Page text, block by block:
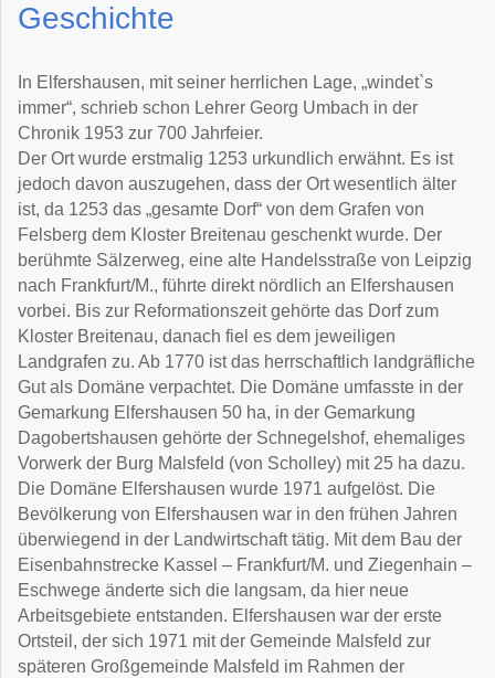
Geschichte
In Elfershausen, mit seiner herrlichen Lage, „windet`s
immer“, schrieb schon Lehrer Georg Umbach in der
Chronik 1953 zur 700 Jahrfeier.
Der Ort wurde erstmalig 1253 urkundlich erwähnt. Es ist
jedoch davon auszugehen, dass der Ort wesentlich älter
ist, da 1253 das „gesamte Dorf“ von dem Grafen von
Felsberg dem Kloster Breitenau geschenkt wurde. Der
berühmte Sälzerweg, eine alte Handelsstraße von Leipzig
nach Frankfurt/M., führte direkt nördlich an Elfershausen
vorbei. Bis zur Reformationszeit gehörte das Dorf zum
Kloster Breitenau, danach fiel es dem jeweiligen
Landgrafen zu. Ab 1770 ist das herrschaftlich landgräfliche
Gut als Domäne verpachtet. Die Domäne umfasste in der
Gemarkung Elfershausen 50 ha, in der Gemarkung
Dagobertshausen gehörte der Schnegelshof, ehemaliges
Vorwerk der Burg Malsfeld (von Scholley) mit 25 ha dazu.
Die Domäne Elfershausen wurde 1971 aufgelöst. Die
Bevölkerung von Elfershausen war in den frühen Jahren
überwiegend in der Landwirtschaft tätig. Mit dem Bau der
Eisenbahnstrecke Kassel – Frankfurt/M. und Ziegenhain –
Eschwege änderte sich die langsam, da hier neue
Arbeitsgebiete entstanden. Elfershausen war der erste
Ortsteil, der sich 1971 mit der Gemeinde Malsfeld zur
späteren Großgemeinde Malsfeld im Rahmen der